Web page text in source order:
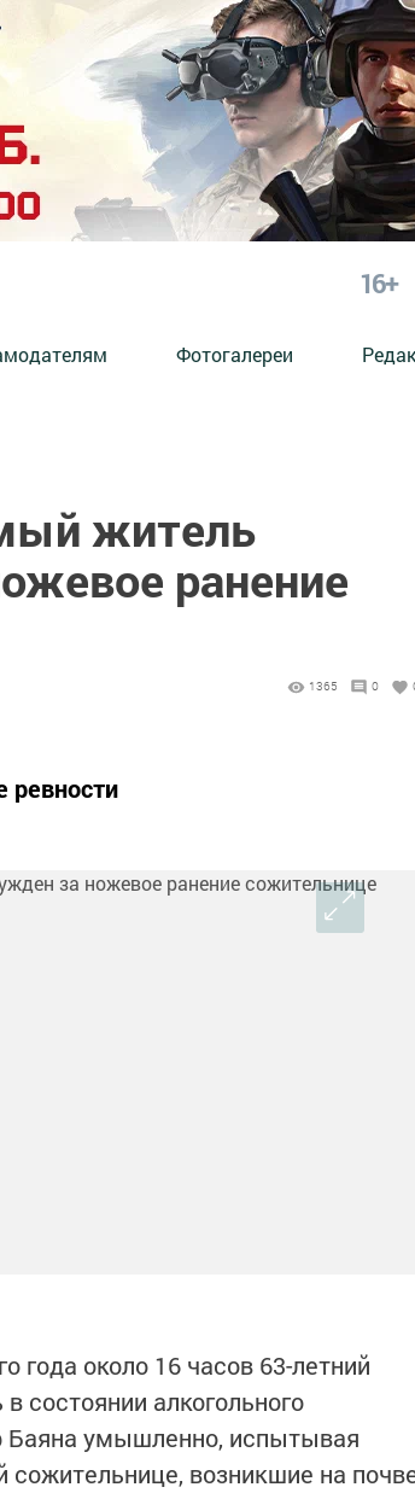
16+
Фотогалереи
житель
ранение
1365 0
ревности
года около 16 часов 63-летний
состоянии алкогольного
Баяна умышленно, испытывая
возникшие на